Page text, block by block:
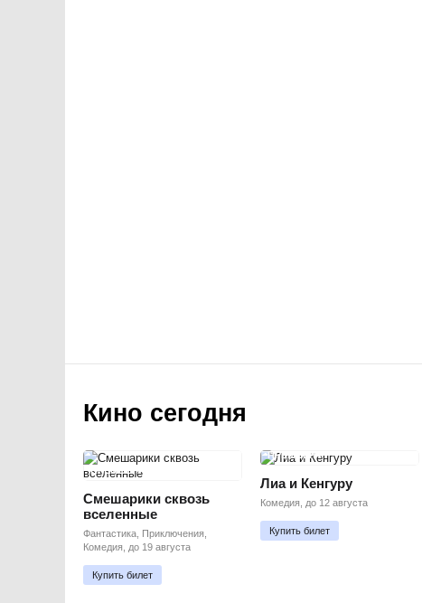
Кино сегодня
ПРЕМЬЕРА
Смешарики сквозь
вселенные
Фантастика, Приключения,
Комедия, до 19 августа
Купить билет
ПРЕМЬЕРА
Лиа и Кенгуру
Комедия, до 12 августа
Купить билет